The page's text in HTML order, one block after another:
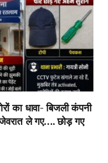
का धावा- बिजली कंपनी
ले गए…. छोड़ गए